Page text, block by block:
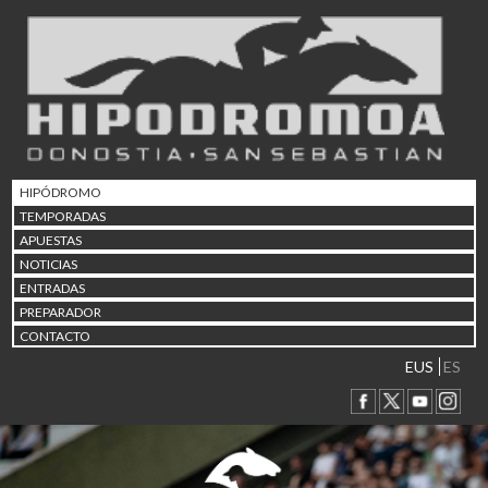
HIPÓDROMO
TEMPORADAS
APUESTAS
NOTICIAS
ENTRADAS
PREPARADOR
CONTACTO
EUS ES
02/08 17:30 Abuztuaren 2a / 2 de
Abuztuaren 9a / 9 de
12/08 12:08 Abuztaren 12a / 12 de
15/08 17:05 Abuztuaren 15a / 15 de
23/08 17:30 Abuztuaren 23a / 23 de
30/08 17:30 Abuztuaren 30a / 30 de
02/09 11:15
06/09 17:30 Irailaren 6a / 6 de
Irailaren 13a / 13 de
30/09 11:30 Irailaren 30a / 30 de